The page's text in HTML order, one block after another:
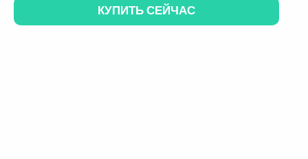
КУПИТЬ СЕЙЧАС